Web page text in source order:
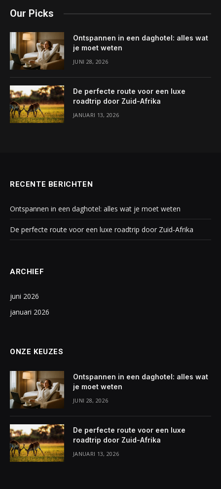
Our Picks
Ontspannen in een daghotel: alles wat
je moet weten
JUNI 28, 2026
De perfecte route voor een luxe
roadtrip door Zuid-Afrika
JANUARI 13, 2026
RECENTE BERICHTEN
Ontspannen in een daghotel: alles wat je moet weten
De perfecte route voor een luxe roadtrip door Zuid-Afrika
ARCHIEF
juni 2026
januari 2026
ONZE KEUZES
Ontspannen in een daghotel: alles wat
je moet weten
JUNI 28, 2026
De perfecte route voor een luxe
roadtrip door Zuid-Afrika
JANUARI 13, 2026